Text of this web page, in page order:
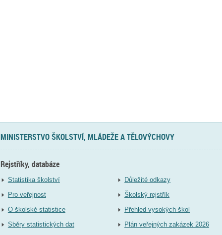
MINISTERSTVO ŠKOLSTVÍ, MLÁDEŽE A TĚLOVÝCHOVY
Rejstříky, databáze
Statistika školství
Pro veřejnost
O školské statistice
Sběry statistických dat
Důležité odkazy
Školský rejstřík
Přehled vysokých škol
Plán veřejných zakázek 2026